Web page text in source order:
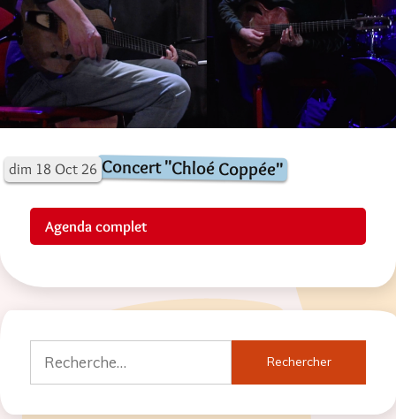
dim 18 Oct 26 Concert "Chloé Coppée"
Agenda complet